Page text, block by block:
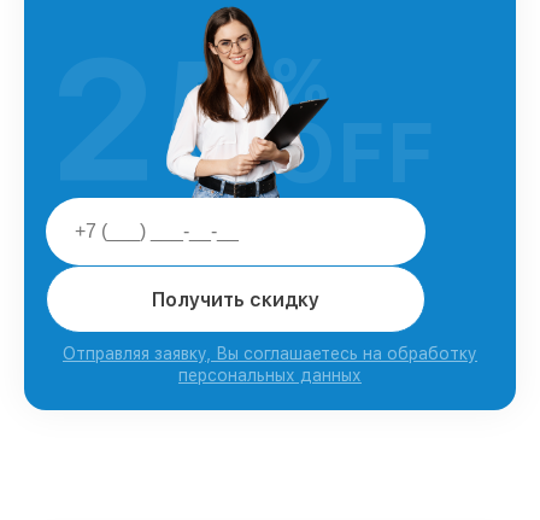
Получить скидку
Отправляя заявку, Вы соглашаетесь на обработку
персональных данных
25%
OFF